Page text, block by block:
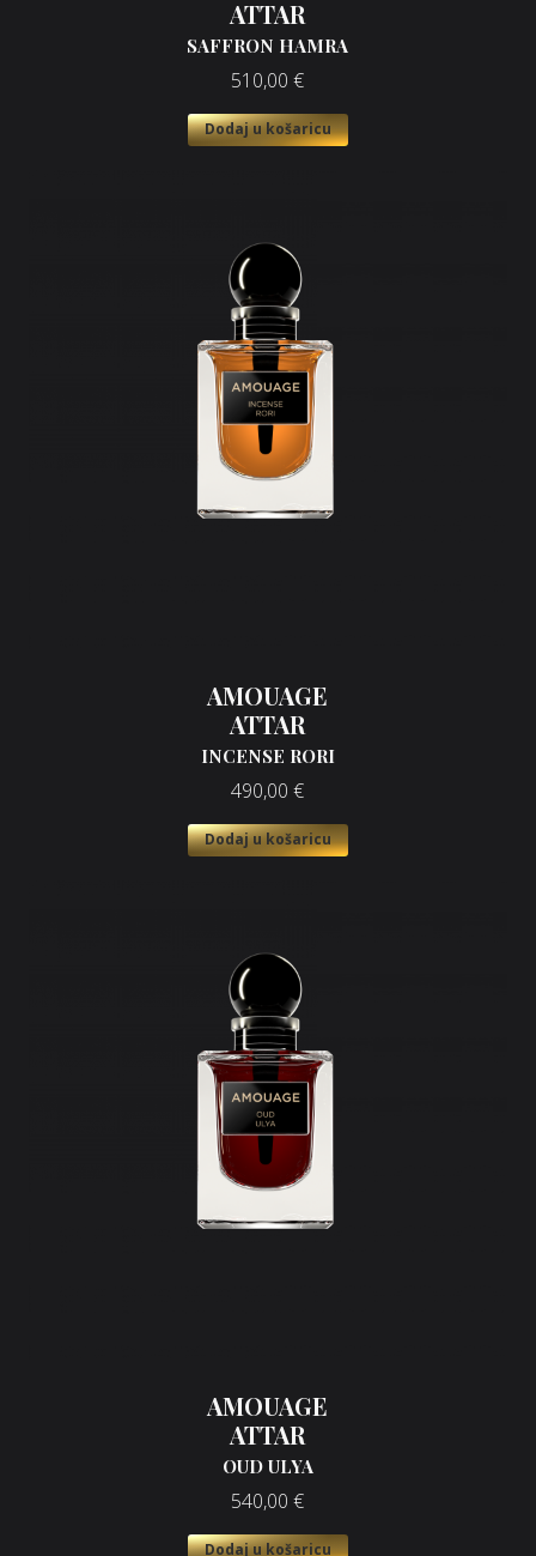
ATTAR
SAFFRON HAMRA
510,00 €
Dodaj u košaricu
AMOUAGE
ATTAR
INCENSE RORI
490,00 €
Dodaj u košaricu
AMOUAGE
ATTAR
OUD ULYA
540,00 €
Dodaj u košaricu